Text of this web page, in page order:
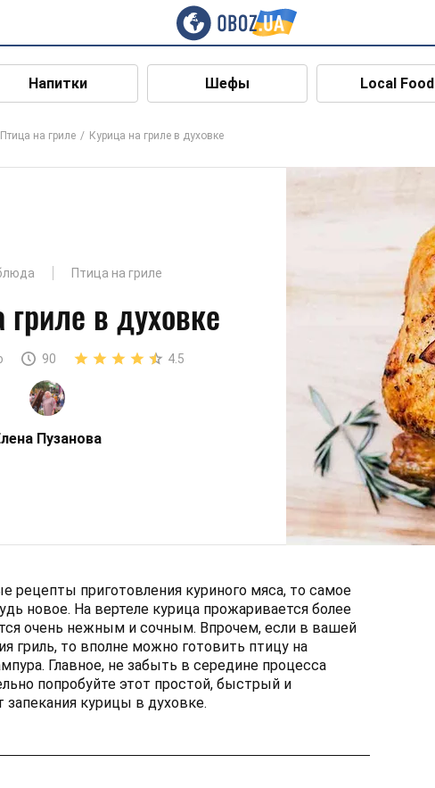
Напитки Шефы Local Food
Птица на гриле Курица на гриле в духовке
Птица на гриле
в духовке
90 4.5
Пузанова
рецепты приготовления куриного мяса, то самое
новое. На вертеле курица прожаривается более
очень нежным и сочным. Впрочем, если в вашей
гриль, то вполне можно готовить птицу на
Главное, не забыть в середине процесса
попробуйте этот простой, быстрый и
курицы в духовке.